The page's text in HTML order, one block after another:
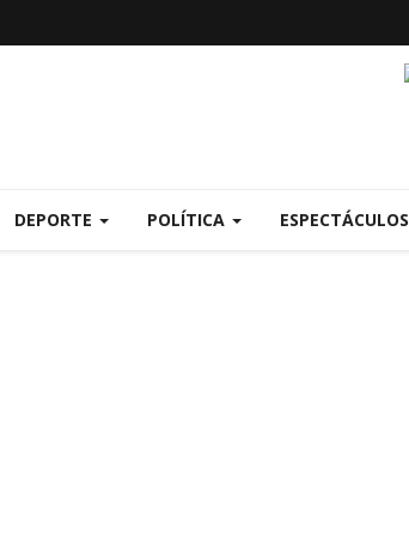
DEPORTE POLÍTICA ESPECTÁCULOS